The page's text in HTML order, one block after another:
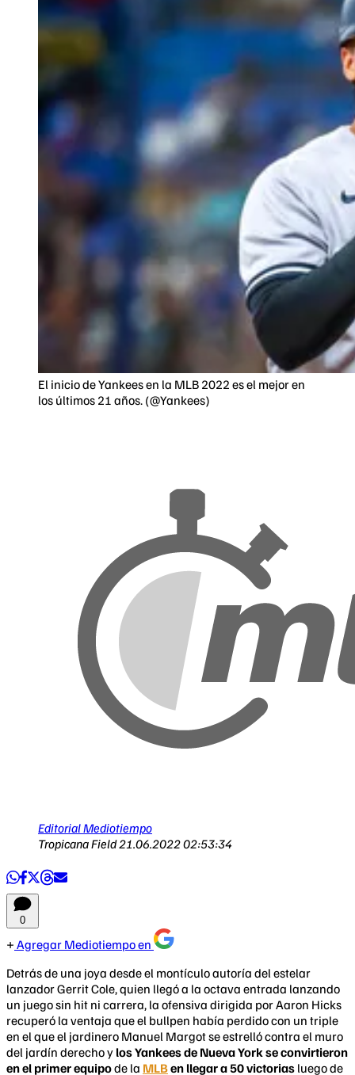
El inicio de Yankees en la MLB 2022 es el mejor en
los últimos 21 años. (@Yankees)
Editorial Mediotiempo
Tropicana Field21.06.2022 02:53:34
0
Agregar Mediotiempo en
Detrás de una joya desde el montículo autoría del estelar
lanzador Gerrit Cole, quien llegó a la octava entrada lanzando
un juego sin hit ni carrera, la ofensiva dirigida por Aaron Hicks
recuperó la ventaja que el bullpen había perdido con un triple
en el que el jardinero Manuel Margot se estrelló contra el muro
del jardín derecho y los Yankees de Nueva York se convirtieron
en el primer equipode la MLBen llegar a 50 victorias luego de